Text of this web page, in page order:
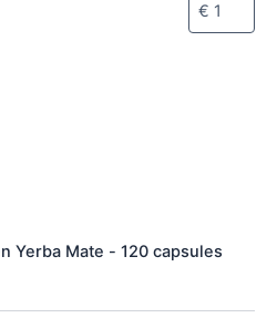
Yerba Mate - 120 capsules